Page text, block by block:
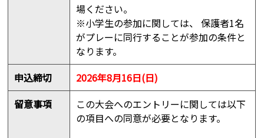
場ください。
※小学生の参加に関しては、 保護者1名
がプレーに同行することが参加の条件と
なります。
申込締切
2026年8月16日(日)
留意事項
この大会へのエントリーに関しては以下
の項目への同意が必要となります。